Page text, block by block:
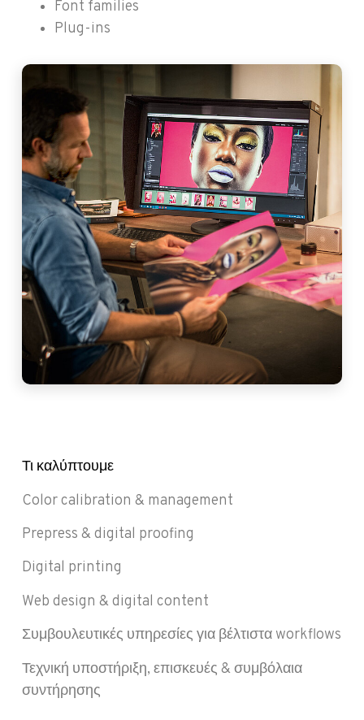
Font families
Plug-ins
Τι καλύπτουμε
Color calibration & management
Prepress & digital proofing
Digital printing
Web design & digital content
Συμβουλευτικές υπηρεσίες για βέλτιστα workflows
Τεχνική υποστήριξη, επισκευές & συμβόλαια
συντήρησης